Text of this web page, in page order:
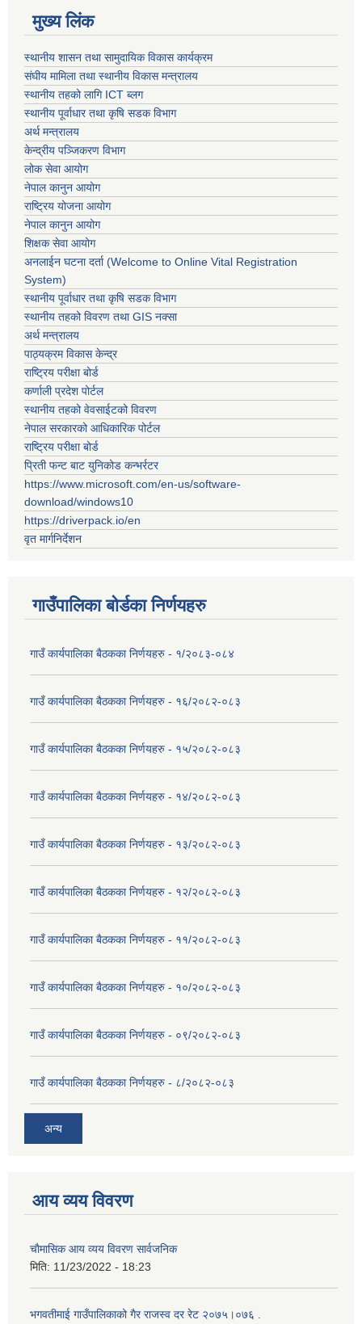
मुख्य लिंक
स्थानीय शासन तथा सामुदायिक विकास कार्यक्रम
संघीय मामिला तथा स्थानीय विकास मन्त्रालय
स्थानीय तहको लागि ICT ब्लग
स्थानीय पूर्वाधार तथा कृषि सडक विभाग
अर्थ मन्त्रालय
केन्द्रीय पञ्जिकरण विभाग
लोक सेवा आयोग
नेपाल कानुन आयोग
राष्ट्रिय योजना आयोग
नेपाल कानुन आयोग
शिक्षक सेवा आयोग
अनलाईन घटना दर्ता (Welcome to Online Vital Registration
System)
स्थानीय पूर्वाधार तथा कृषि सडक विभाग
स्थानीय तहको विवरण तथा GIS नक्सा
अर्थ मन्त्रालय
पाठ्यक्रम विकास केन्द्र
राष्ट्रिय परीक्षा बोर्ड
कर्णाली प्रदेश पोर्टल
स्थानीय तहको वेवसाईटको विवरण
नेपाल सरकारको आधिकारिक पोर्टल
राष्ट्रिय परीक्षा बोर्ड
प्रिती फन्ट बाट युनिकोड कन्भर्रटर
https://www.microsoft.com/en-us/software-
download/windows10
https://driverpack.io/en
वृत मार्गनिर्देशन
गाउँपालिका बोर्डका निर्णयहरु
गाउँ कार्यपालिका बैठकका निर्णयहरु - १/२०८३-०८४
गाउँ कार्यपालिका बैठकका निर्णयहरु - १६/२०८२-०८३
गाउँ कार्यपालिका बैठकका निर्णयहरु - १५/२०८२-०८३
गाउँ कार्यपालिका बैठकका निर्णयहरु - १४/२०८२-०८३
गाउँ कार्यपालिका बैठकका निर्णयहरु - १३/२०८२-०८३
गाउँ कार्यपालिका बैठकका निर्णयहरु - १२/२०८२-०८३
गाउँ कार्यपालिका बैठकका निर्णयहरु - ११/२०८२-०८३
गाउँ कार्यपालिका बैठकका निर्णयहरु - १०/२०८२-०८३
गाउँ कार्यपालिका बैठकका निर्णयहरु - ०९/२०८२-०८३
गाउँ कार्यपालिका बैठकका निर्णयहरु - ८/२०८२-०८३
अन्य
आय व्यय विवरण
चाैमासिक आय व्यय विवरण सार्वजनिक
मिति: 11/23/2022 - 18:23
भगवतीमाई गाउँपालिकाको गैर राजस्व दर रेट २०७५।०७६ .